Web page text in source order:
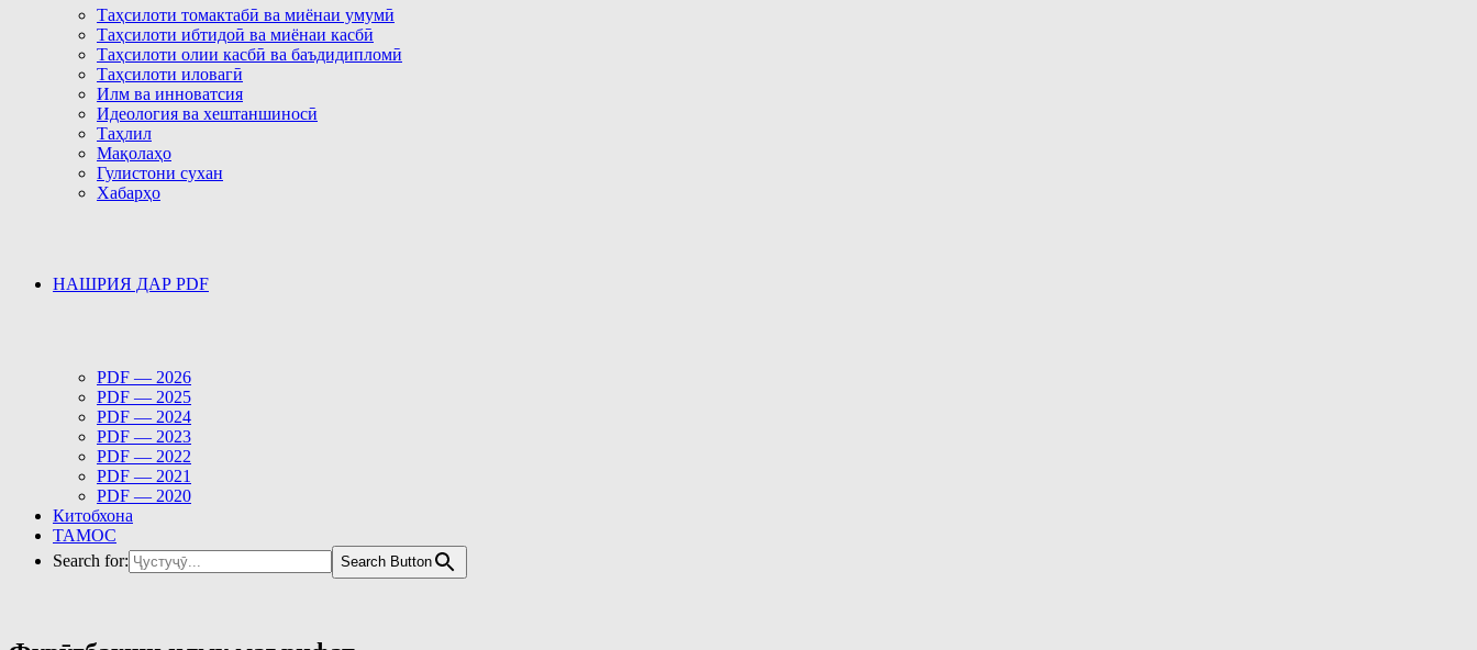
Таҳсилоти томактабӣ ва миёнаи умумӣ
Таҳсилоти ибтидоӣ ва миёнаи касбӣ
Таҳсилоти олии касбӣ ва баъдидипломӣ
Таҳсилоти иловагӣ
Илм ва инноватсия
Идеология ва хештаншиносӣ
Таҳлил
Мақолаҳо
Гулистони сухан
Хабарҳо
НАШРИЯ ДАР PDF
PDF — 2026
PDF — 2025
PDF — 2024
PDF — 2023
PDF — 2022
PDF — 2021
PDF — 2020
Китобхона
ТАМОС
Search for:
Search Button